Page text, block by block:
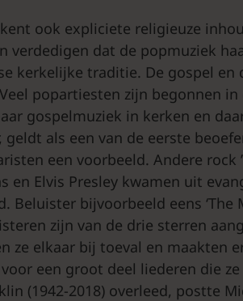
ook expliciete religieuze
verdedigen dat de popmuziek
kerkelijke traditie. De gospel
popartiesten zijn begonnen
gospelmuziek in kerken en
als een van de eerste
een voorbeeld. Andere rock
en Elvis Presley kwamen uit
Beluister bijvoorbeeld eens ‘The
zijn van de drie sterren
ze elkaar bij toeval en maakten
een groot deel liederen die
(1942-2018) overleed, postte